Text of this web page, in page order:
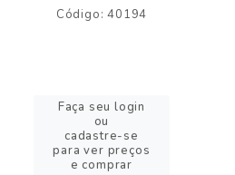
Código: 40194
Faça seu login
ou
cadastre-se
para ver preços
e comprar